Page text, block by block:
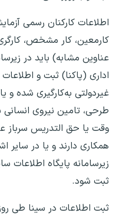
اطلاعات کارکنان رسمی
کارمعین، کار مشخص،
عناوین مشابه) باید در
اداری (پاکنا) ثبت و
غیردولتی به‌کارگیری شده و
طرحی، تامین نیروی
وقت یا حق التدریس سرباز
همکاری دارند و یا در سایر
زیرسامانه پایگاه اطلاعات
ثبت شود.
ثبت اطلاعات در سینا طی